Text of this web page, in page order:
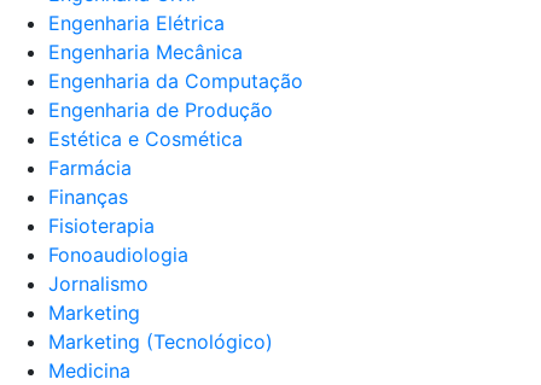
Engenharia Elétrica
Engenharia Mecânica
Engenharia da Computação
Engenharia de Produção
Estética e Cosmética
Farmácia
Finanças
Fisioterapia
Fonoaudiologia
Jornalismo
Marketing
Marketing (Tecnológico)
Medicina